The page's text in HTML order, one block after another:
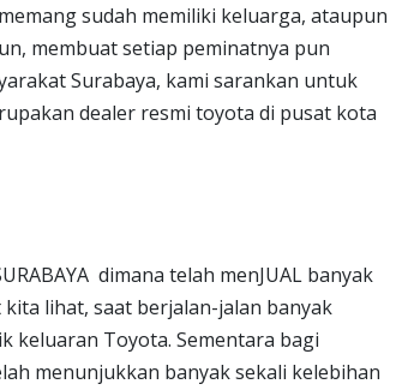
sudah memiliki keluarga, ataupun
membuat setiap peminatnya pun
Surabaya, kami sarankan untuk
dealer resmi toyota di pusat kota
dimana telah menJUAL banyak
lihat, saat berjalan-jalan banyak
keluaran Toyota. Sementara bagi
menunjukkan banyak sekali kelebihan